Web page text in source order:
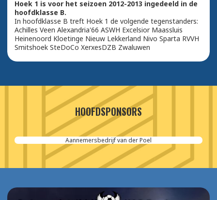
Hoek 1 is voor het seizoen 2012-2013 ingedeeld in de
hoofdklasse B.
In hoofdklasse B treft Hoek 1 de volgende tegenstanders:
Achilles Veen Alexandria'66 ASWH Excelsior Maassluis
Heinenoord Kloetinge Nieuw Lekkerland Nivo Sparta RVVH
Smitshoek SteDoCo XerxesDZB Zwaluwen
HOOFDSPONSORS
Aannemersbedrijf van der Poel